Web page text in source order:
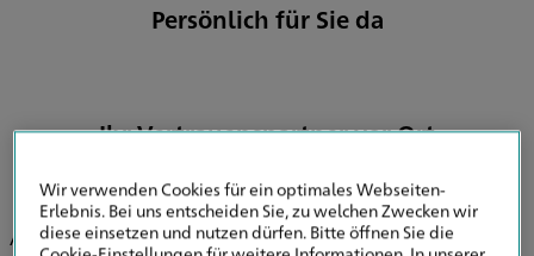
Persönlich für Sie da
Ihr Vertrauenspartner vor Ort
AlsFachberater Freie Berufekann ich in der Absicherung
Wir verwenden Cookies für ein optimales Webseiten-
Erlebnis. Bei uns entscheiden Sie, zu welchen Zwecken wir
diese einsetzen und nutzen dürfen. Bitte öffnen Sie die